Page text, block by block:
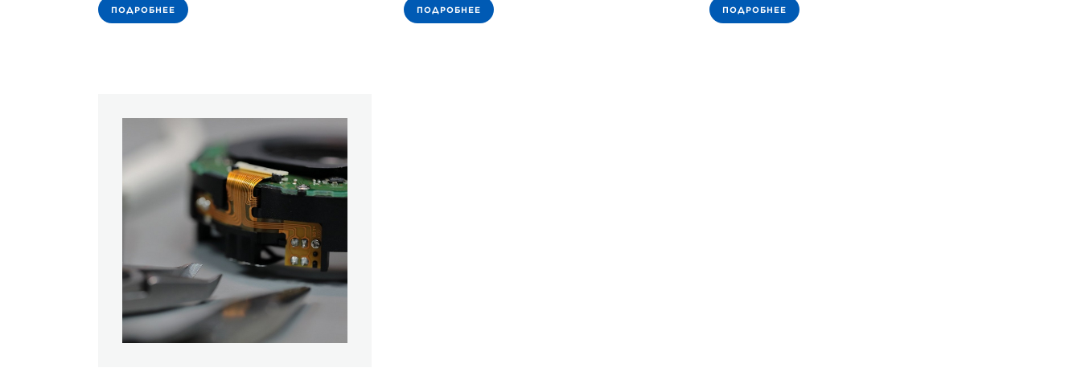
ПОДРОБНЕЕ ПОДРОБНЕЕ ПОДРОБНЕЕ